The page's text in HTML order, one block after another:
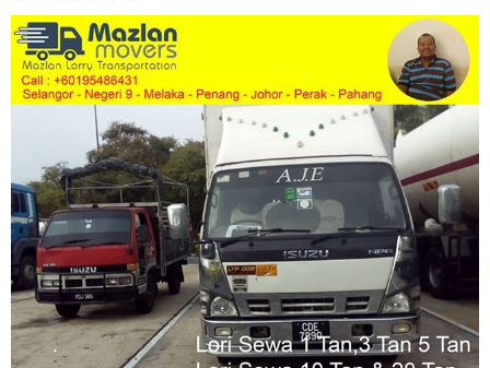
Trailer
40ft
Parit
Sulong
Johor